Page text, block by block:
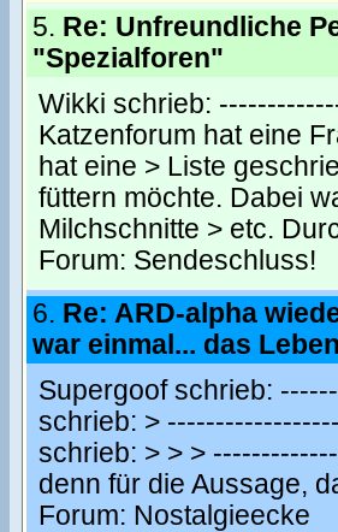
5. Re: Unfreundliche
"Spezialforen"
Wikki schrieb:
Katzenforum hat eine
hat eine > Liste
füttern möchte. Dabei
Milchschnitte > etc.
Forum: Sendeschluss!
6. Re: ARD-alpha
war einmal... das
Supergoof schrieb:
schrieb: >
schrieb: > > >
denn für die Aussage,
Forum: Nostalgieecke